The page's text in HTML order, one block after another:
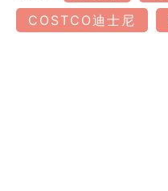
COSTCO迪士尼